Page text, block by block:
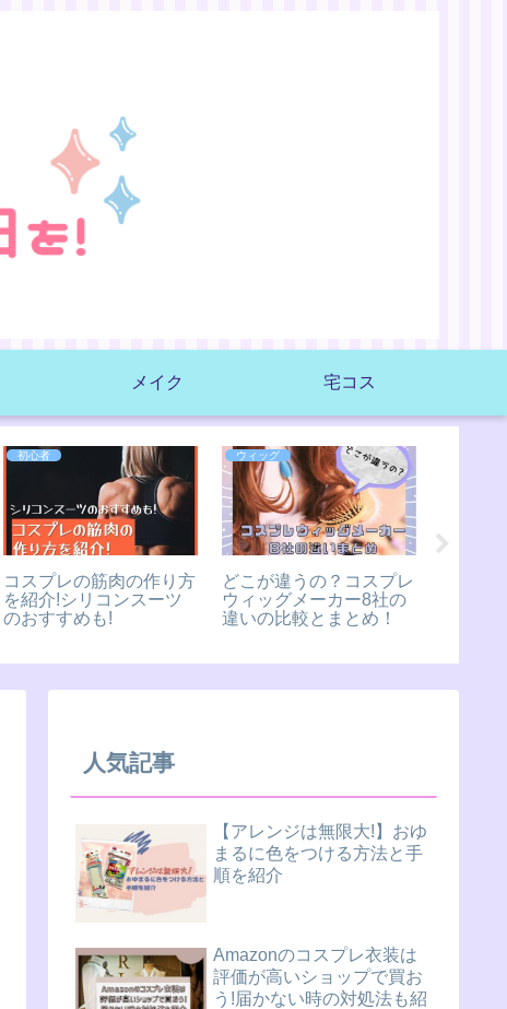
メイク 宅コス
初心者
コスプレの筋肉の作り方
を紹介!シリコンスーツ
のおすすめも!
ウィッグ
どこが違うの？コスプレ
ウィッグメーカー8社の
違いの比較とまとめ！
人気記事
【アレンジは無限大!】おゆ
まるに色をつける方法と手
順を紹介
Amazonのコスプレ衣装は
評価が高いショップで買お
う!届かない時の対処法も紹